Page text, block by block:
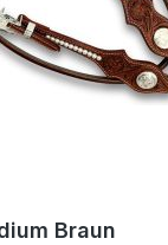
Braun